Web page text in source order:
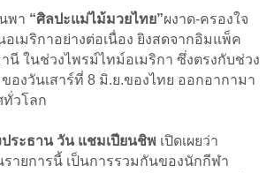
พา “ศิลปะแม่ไม้มวยไทย”ผงาด-ครองใจ
เมริกาอย่างต่อเนื่อง ยิงสดจากอิมแพ็ค
นี ในช่วงไพรม์ไทม์อเมริกา ซึ่งตรงกับช่วง
ของวันเสาร์ที่ 8 มิ.ย.ของไทย ออกอากามา
ทั่วโลก
ระธาน วัน แชมเปียนชิพ เปิดเผยว่า
ายการนี้ เป็นการรวมกันของนักกีฬา